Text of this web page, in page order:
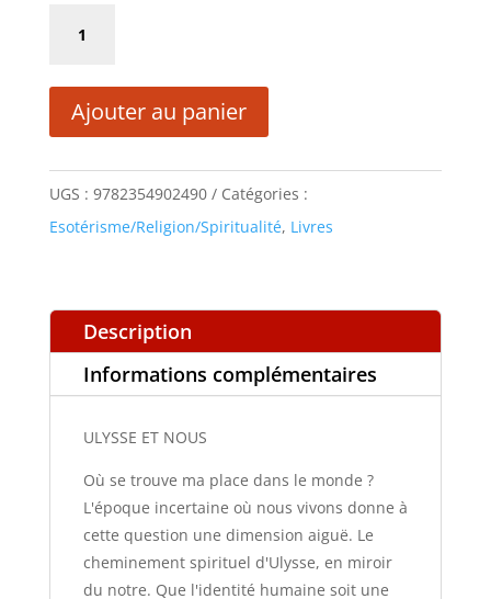
18,00 €.9,00 €.
ULYSSE
Ajouter au panier
UGS : 9782354902490
Catégories :
Esotérisme/Religion/Spiritualité, Livres
Description
Informations complémentaires
ULYSSE ET NOUS
Où se trouve ma place dans le monde ?
L'époque incertaine où nous vivons donne à
cette question une dimension aiguë. Le
cheminement spirituel d'Ulysse, en miroir
du notre. Que l'identité humaine soit une